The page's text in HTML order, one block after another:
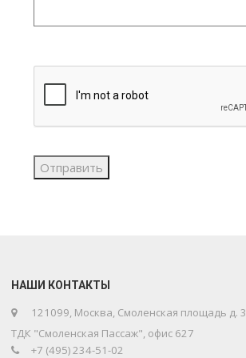
НАШИ КОНТАКТЫ
121099, Москва, Смоленская площадь д. 3
ТДК "Смоленская Пассаж", офис 627
+7 (495) 234-51-02